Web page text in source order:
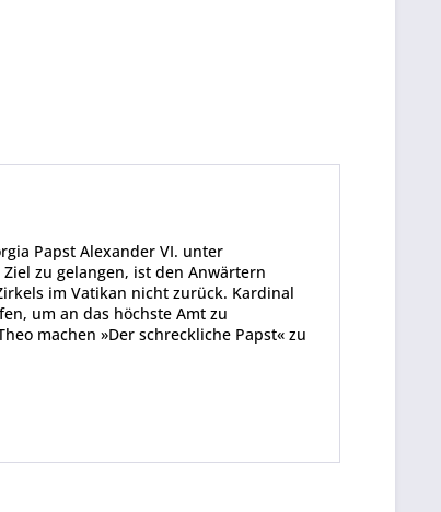
Papst Alexander VI. unter
zu gelangen, ist den Anwärtern
im Vatikan nicht zurück. Kardinal
um an das höchste Amt zu
machen »Der schreckliche Papst« zu